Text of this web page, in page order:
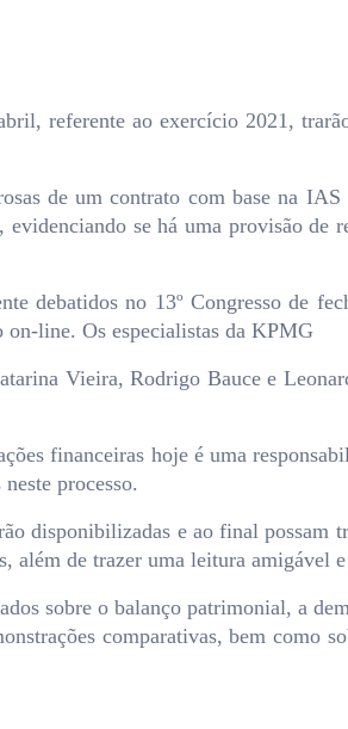
referente ao exercício 2021,
de um contrato com base na
se há uma provisão de
debatidos no 13º Congresso de
line. Os especialistas da KPMG
Vieira, Rodrigo Bauce e
financeiras hoje é uma
processo.
disponibilizadas e ao final possam
de trazer uma leitura amigável
sobre o balanço patrimonial, a
comparativas, bem como